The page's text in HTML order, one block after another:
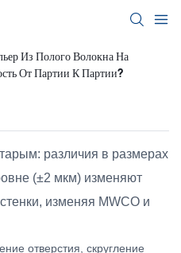
Из Полого Волокна На
От Партии К Партии?
различия в размерах
(±2 мкм) изменяют
изменяя MWCO и
отверстия, скругление